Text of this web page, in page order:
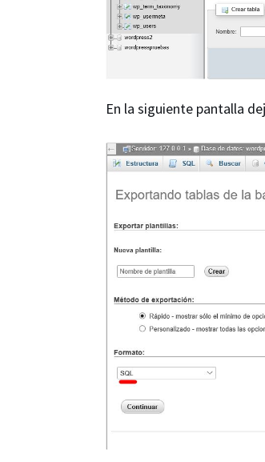
En la siguiente pantalla